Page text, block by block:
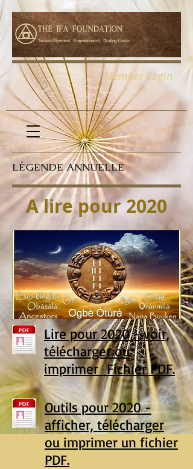
Member Login
LÉGENDE ANNUELLE
A lire pour 2020
Lire pour 2020 - voir,
télécharger ou
imprimer Fichier PDF.
Outils pour 2020 -
afficher, télécharger
ou imprimer un fichier
PDF.